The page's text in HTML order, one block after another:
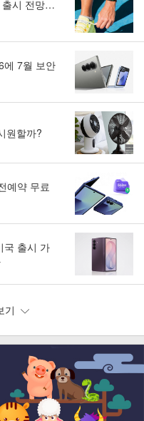
출시 전망…
에 7월 보안
원할까?
예약 무료
국 출시 가
기